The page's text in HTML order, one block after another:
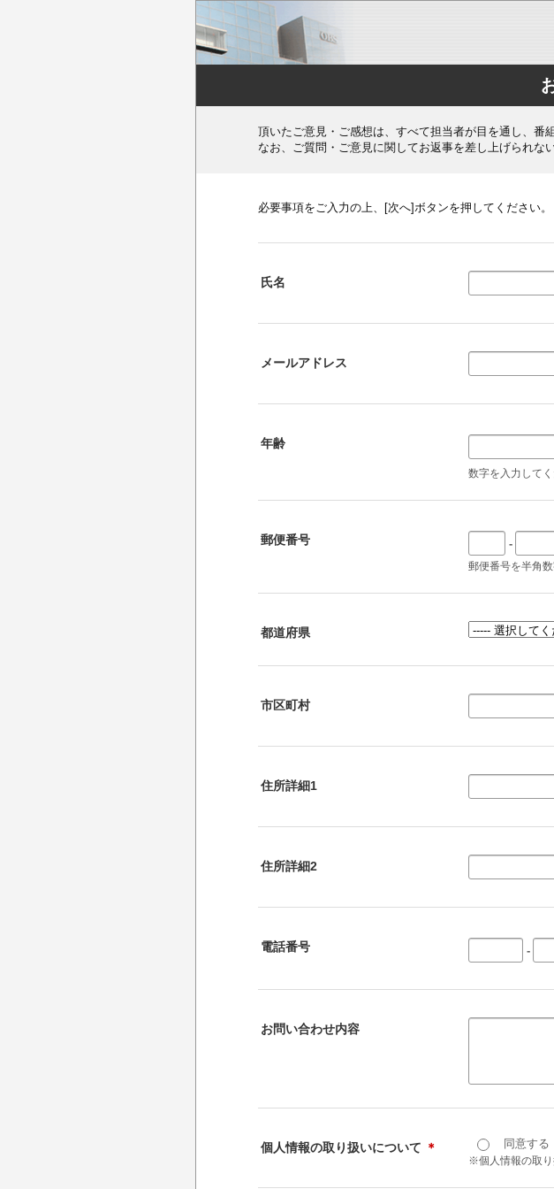
頂いたご意見・ご感想は、すべて担当者が目を通し、番
なお、ご質問・ご意見に関してお返事を差し上げられな
必要事項をご入力の上、[次へ]ボタンを押してください。
氏名
メールアドレス
年齢
数字を入力して
郵便番号 -
郵便番号を半角
都道府県
市区町村
住所詳細1
住所詳細2
電話番号 -
お問い合わせ内容
個人情報の取り扱いについて ＊ 同意する
※個人情報の取